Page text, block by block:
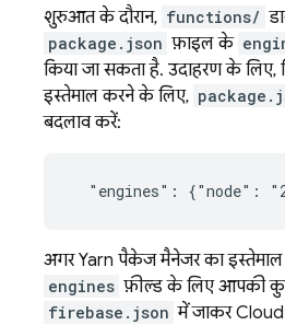
शुरुआत के दौरान, functions/
package.json फ़ाइल के
किया जा सकता है. उदाहरण के लिए,
इस्तेमाल करने के लिए,
बदलाव करें:
अगर Yarn पैकेज मैनेजर का इस्तेमाल
engines फ़ील्ड के लिए आपकी
firebase.json में जाकर